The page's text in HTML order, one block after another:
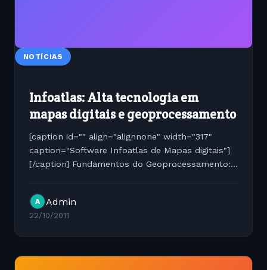
NOTÍCIAS
Infoatlas: Alta tecnologia em
mapas digitais e geoprocessamento
[caption id="" align="alignnone" width="317"
caption="Software Infoatlas de Mapas digitais"]
[/caption] Fundamentos do Geoprocessamento:
apresentação de...
A Admin
22/10/2011